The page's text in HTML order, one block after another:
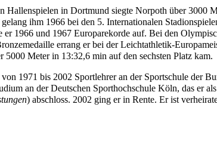
Hallenspielen in Dortmund siegte Norpoth über
ihm 1966 bei den 5. Internationalen
1966 und 1967 Europarekorde auf. Bei den
errang er bei der Leichtathletik-
Meter in 13:32,6 min auf den sechsten Platz kam.
1971 bis 2002 Sportlehrer an der Sportschule der
an der Deutschen Sporthochschule Köln, das er
) abschloss. 2002 ging er in Rente. Er ist